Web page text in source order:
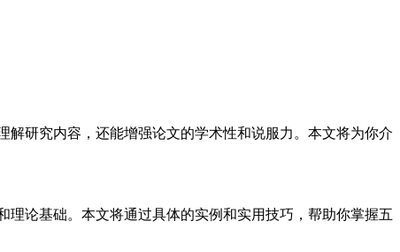
研究内容，还能增强论文的学术性和说服力。本文将为你介
论基础。本文将通过具体的实例和实用技巧，帮助你掌握五